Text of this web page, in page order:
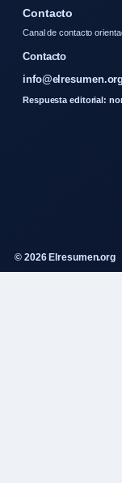
Contacto
Canal de contacto
Contacto
info@elresumen.org
Respuesta editorial:
© 2026 Elresumen.org